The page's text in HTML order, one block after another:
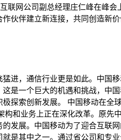
联网公司副总经理庄仁峰在峰
伙伴建立新连接，共同创造新
进，通信行业更是如此。中国
是一个巨大的机遇和挑战，中
探索创新发展。 中国移动在
和业务上正在深化改革。原
发展。中国移动为了迎合互联
是其中之一。通过省公司和专